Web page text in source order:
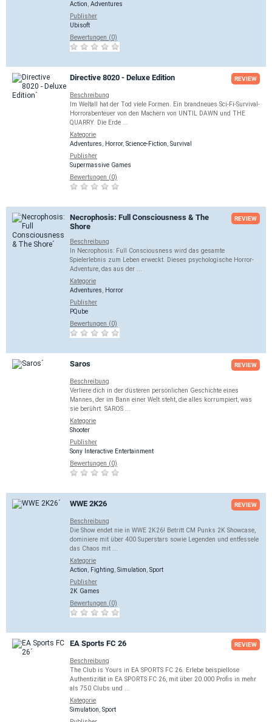
Action Adventures
Publisher
Ubisoft
Bewertungen (0)
Directive 8020 - Deluxe Edition REVIEW
Beschreibung
Im Weltall hat der Tod viele Formen. Ein brandneues Sci-Fi-Survival-
Horrorabenteuer von den Machern von UNTIL DAWN und THE
QUARRY. Die Erde ...
Kategorie
Adventures
Horror, Science-Fiction Survival
Publisher
Supermassive Games
Bewertungen (0)
Necrophosis: Full Consciousness & The
Shore
REVIEW
Beschreibung
In Necrophosis: Full Consciousness wird das gesamte
Spielerlebnis zum Leben erweckt. Dieses psychologische Horror-
Adventure, das aus der ...
Kategorie
Adventures
Horror
Publisher
PQube
Bewertungen (0)
Saros REVIEW
Beschreibung
Verliere dich in der düsteren persönlichen Geschichte eines
Mannes, der im Bann einer Welt steht, die alles korrumpiert, was
sie berührt. SAROS ...
Kategorie
Shooter
Publisher
Sony Interactive Entertainment
Bewertungen (0)
WWE 2K26 REVIEW
Beschreibung
Die Show endet nie in WWE 2K26! Betritt CM Punks 2K Showcase,
dominiere mit über 400 Superstars sowie Legenden und entfessele
das Chaos mit ...
Kategorie
Action
Fighting Simulation Sport
Publisher
2K Games
Bewertungen (0)
EA Sports FC 26 REVIEW
Beschreibung
The Club is Yours in EA SPORTS FC 26. Erlebe beispiellose
Authentizität in EA SPORTS FC 26, mit über 20.000 Profis in mehr
als 750 Clubs und ...
Kategorie
Simulation Sport